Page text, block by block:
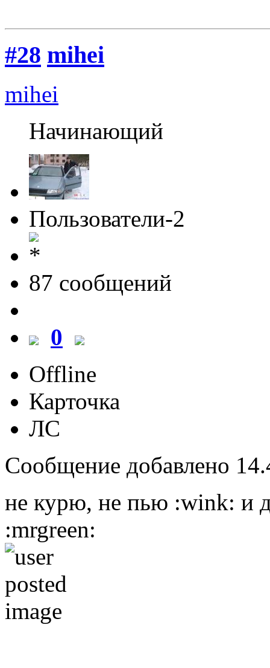
#28 mihei
mihei
Начинающий
Пользователи-2
87 cообщений
0
Offline
Карточка
ЛС
Сообщение добавлено
не курю, не пью :wink: и
:mrgreen: